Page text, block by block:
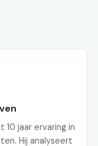
10 jaar ervaring in
Hij analyseert